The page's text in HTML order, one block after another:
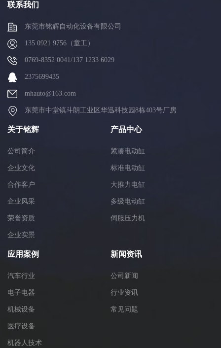
联系我们
东莞市铭辉自动化设备有限公司
135 0921 9756（童工）
0769-8352 0041/137 1233 6029
2375699435
mhauto@163.com
东莞市中堂镇斗朗工业区华迅科技园8栋403号厂房
关于铭辉
公司简介
企业文化
合作客户
企业风采
荣誉资质
企业实景
产品中心
紧凑电动缸
标准电动缸
大推力电缸
多级电动缸
伺服压力机
应用案例
汽车行业
电子电器
机械设备
医疗设备
机器人技术
新闻资讯
公司新闻
行业资讯
常见问题